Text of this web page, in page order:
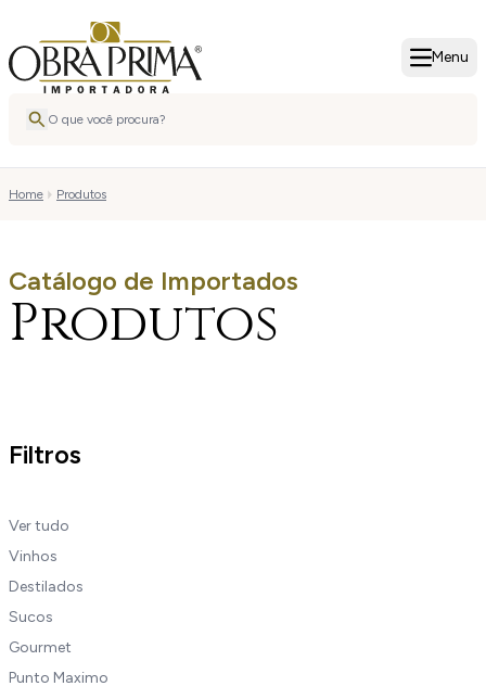
Menu
Home Produtos
Catálogo de Importados
Produtos
Filtros
Ver tudo
Vinhos
Destilados
Sucos
Gourmet
Punto Maximo